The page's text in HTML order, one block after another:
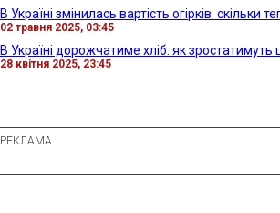
В Україні змінилась вартість огірків: скільки
02 травня 2025, 03:45
В Україні дорожчатиме хліб: як зростатимуть
28 квітня 2025, 23:45